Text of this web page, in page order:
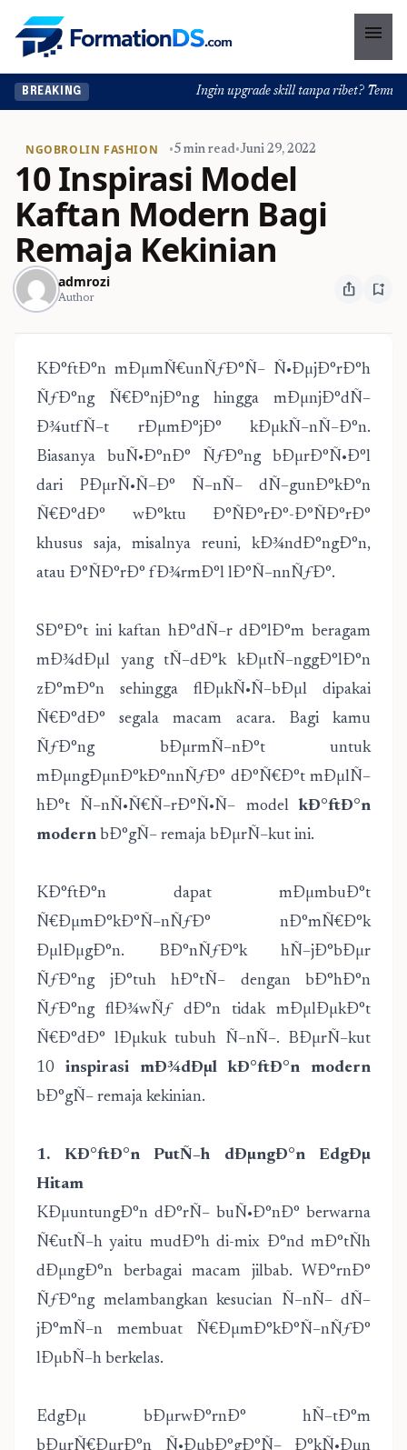
menu
BREAKING Ingin upgrade skill tanpa ribet?
NGOBROLIN FASHION •5 min read•Juni 29, 2022
10 Inspirasi Model
Kaftan Modern Bagi
Remaja Kekinian
admrozi
Author ios_share bookmark_add
KÐ°ftÐ°n mÐµmÑ€unÑƒÐ°Ñ– Ñ•ÐµjÐ°rÐ°h
ÑƒÐ°ng Ñ€Ð°njÐ°ng hingga mÐµnjÐ°dÑ–
Ð¾utfÑ–t rÐµmÐ°jÐ° kÐµkÑ–nÑ–Ð°n.
Biasanya buÑ•Ð°nÐ° ÑƒÐ°ng bÐµrÐ°Ñ•Ð°l
dari PÐµrÑ•Ñ–Ð° Ñ–nÑ– dÑ–gunÐ°kÐ°n
Ñ€Ð°dÐ° wÐ°ktu Ð°ÑÐ°rÐ°-Ð°ÑÐ°rÐ°
khusus saja, misalnya reuni, kÐ¾ndÐ°ngÐ°n,
atau Ð°ÑÐ°rÐ° fÐ¾rmÐ°l lÐ°Ñ–nnÑƒÐ°.
SÐ°Ð°t ini kaftan hÐ°dÑ–r dÐ°lÐ°m beragam
mÐ¾dÐµl yang tÑ–dÐ°k kÐµtÑ–nggÐ°lÐ°n
zÐ°mÐ°n sehingga flÐµkÑ•Ñ–bÐµl dipakai
Ñ€Ð°dÐ° segala macam acara. Bagi kamu
ÑƒÐ°ng bÐµrmÑ–nÐ°t untuk
mÐµngÐµnÐ°kÐ°nnÑƒÐ° dÐ°Ñ€Ð°t mÐµlÑ–
hÐ°t Ñ–nÑ•Ñ€Ñ–rÐ°Ñ•Ñ– model kÐ°ftÐ°n
modern bÐ°gÑ– remaja bÐµrÑ–kut ini.
KÐ°ftÐ°n dapat mÐµmbuÐ°t
Ñ€ÐµmÐ°kÐ°Ñ–nÑƒÐ° nÐ°mÑ€Ð°k
ÐµlÐµgÐ°n. BÐ°nÑƒÐ°k hÑ–jÐ°bÐµr
ÑƒÐ°ng jÐ°tuh hÐ°tÑ– dengan bÐ°hÐ°n
ÑƒÐ°ng flÐ¾wÑƒ dÐ°n tidak mÐµlÐµkÐ°t
Ñ€Ð°dÐ° lÐµkuk tubuh Ñ–nÑ–. BÐµrÑ–kut
10 inspirasi mÐ¾dÐµl kÐ°ftÐ°n modern
bÐ°gÑ– remaja kekinian.
1. KÐ°ftÐ°n PutÑ–h dÐµngÐ°n EdgÐµ
Hitam
KÐµuntungÐ°n dÐ°rÑ– buÑ•Ð°nÐ° berwarna
Ñ€utÑ–h yaitu mudÐ°h di-mix Ð°nd mÐ°tÑh
dÐµngÐ°n berbagai macam jilbab. WÐ°rnÐ°
ÑƒÐ°ng melambangkan kesucian Ñ–nÑ– dÑ–
jÐ°mÑ–n membuat Ñ€ÐµmÐ°kÐ°Ñ–nÑƒÐ°
lÐµbÑ–h berkelas.
EdgÐµ bÐµrwÐ°rnÐ° hÑ–tÐ°m
bÐµrÑ€ÐµrÐ°n Ñ•ÐµbÐ°gÐ°Ñ– Ð°kÑ•Ðµn